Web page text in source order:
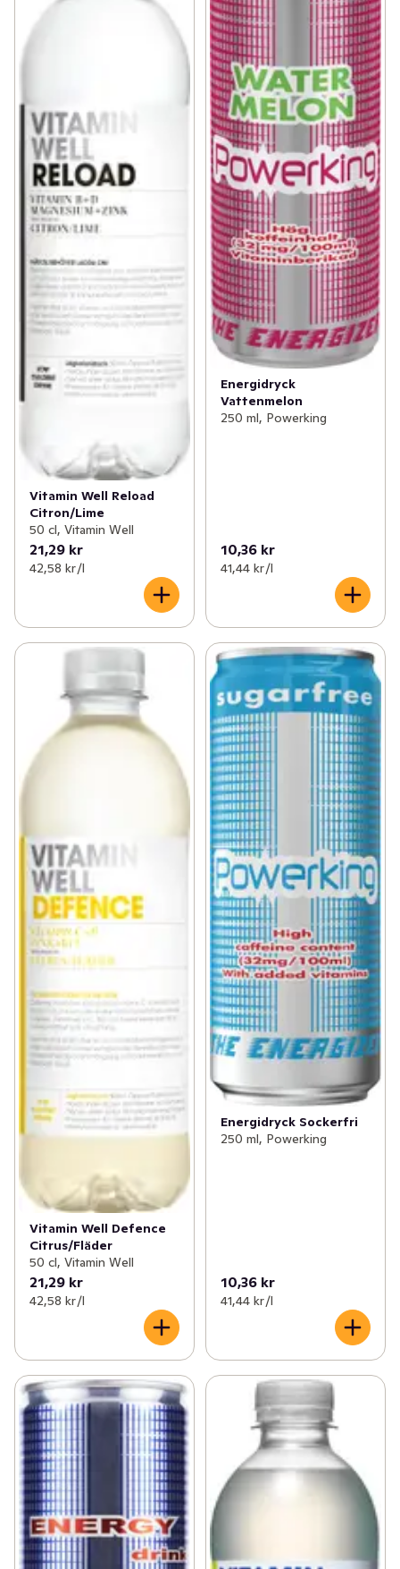
Vitamin Well Reload
Citron/Lime
50 cl, Vitamin Well
21,29 kr
42,58 kr /l
Energidryck
Vattenmelon
250 ml, Powerking
10,36 kr
41,44 kr /l
Vitamin Well Defence
Citrus/Fläder
50 cl, Vitamin Well
21,29 kr
42,58 kr /l
Energidryck Sockerfri
250 ml, Powerking
10,36 kr
41,44 kr /l